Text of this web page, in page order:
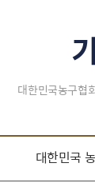
대한민국농구협
대한민국